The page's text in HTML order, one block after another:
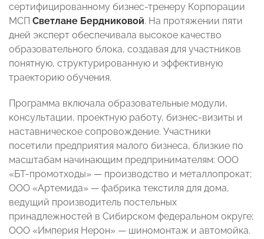
сертифицированному бизнес-тренеру Корпорации
МСП Светлане Бердниковой. На протяжении пяти
дней эксперт обеспечивала высокое качество
образовательного блока, создавая для участников
понятную, структурированную и эффективную
траекторию обучения.
Программа включала образовательные модули,
консультации, проектную работу, бизнес-визиты и
наставническое сопровождение. Участники
посетили предприятия малого бизнеса, близкие по
масштабам начинающим предпринимателям: ООО
«БТ-промотходы» — производство и металлопрокат;
ООО «Артемида» — фабрика текстиля для дома,
ведущий производитель постельных
принадлежностей в Сибирском федеральном округе;
ООО «Империя Нерон» — шиномонтаж и автомойка.